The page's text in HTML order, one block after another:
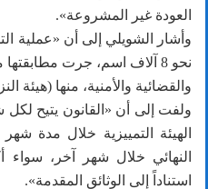
العودة غير المشروعة».
وأشار الشويلي إلى أن «عملية
نحو 8 آلاف اسم، جرت
والقضائية والأمنية، منها (هيئة
ولفت إلى أن «القانون يتيح
الهيئة التمييزية خلال مدة
النهائي خلال شهر آخر، سواء
استناداً إلى الوثائق المقدمة».